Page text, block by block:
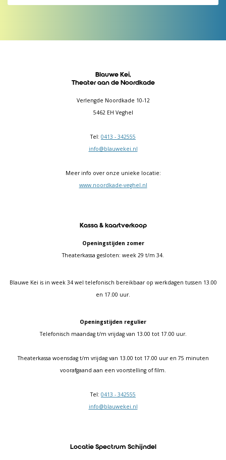
Blauwe Kei,
Theater aan de Noordkade
Verlengde Noordkade 10-12
5462 EH Veghel
Tel: 0413 - 342555
info@blauwekei.nl
Meer info over onze unieke locatie:
www.noordkade-veghel.nl
Kassa & kaartverkoop
Openingstijden zomer
Theaterkassa gesloten: week 29 t/m 34.
Blauwe Kei is in week 34 wel telefonisch bereikbaar op werkdagen tussen 13.00
en 17.00 uur.
Openingstijden regulier
Telefonisch maandag t/m vrijdag van 13.00 tot 17.00 uur.
Theaterkassa woensdag t/m vrijdag van 13.00 tot 17.00 uur en 75 minuten
voorafgaand aan een voorstelling of film.
Tel: 0413 - 342555
info@blauwekei.nl
Locatie Spectrum Schijndel